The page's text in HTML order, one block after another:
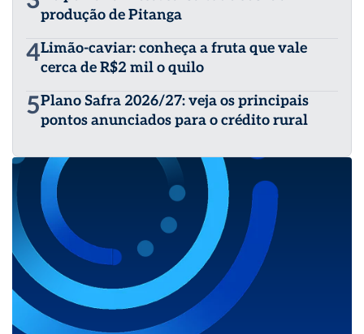
produção de Pitanga
4Limão-caviar: conheça a fruta que vale
cerca de R$2 mil o quilo
5Plano Safra 2026/27: veja os principais
pontos anunciados para o crédito rural